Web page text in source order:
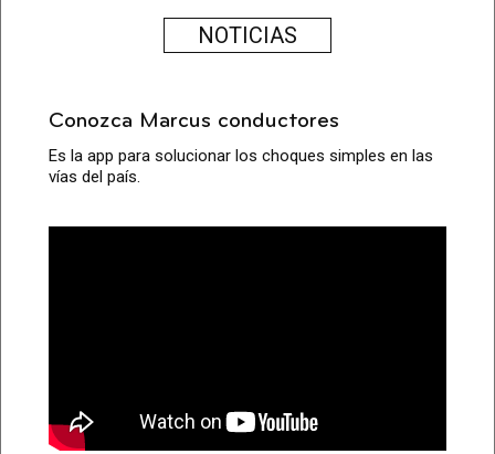
NOTICIAS
Conozca Marcus conductores
Es la app para solucionar los choques simples en las
vías del país.